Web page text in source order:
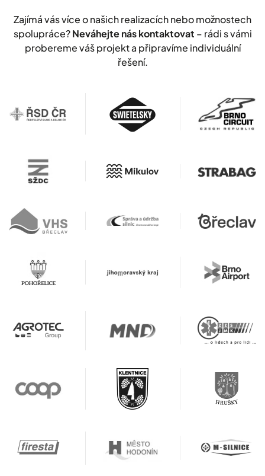
Zajímá vás více o našich realizacích nebo možnostech
spolupráce?Neváhejte nás kontaktovat – rádi s vámi
probereme váš projekt a připravíme individuální
řešení.